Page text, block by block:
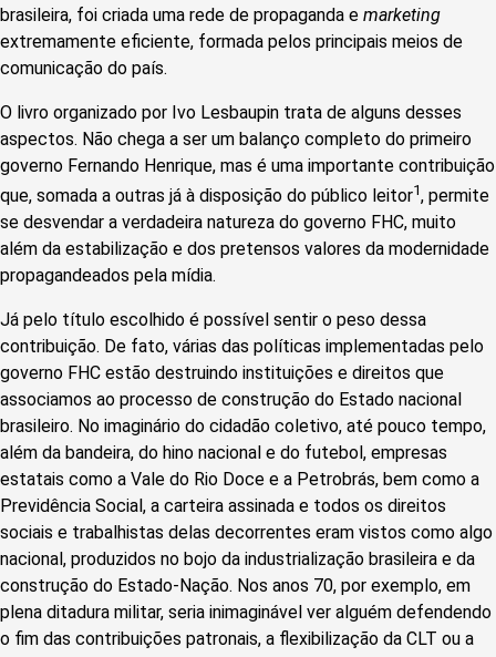
brasileira, foi criada uma rede de propaganda e marketing
extremamente eficiente, formada pelos principais meios de
comunicação do país.
O livro organizado por Ivo Lesbaupin trata de alguns desses
aspectos. Não chega a ser um balanço completo do primeiro
governo Fernando Henrique, mas é uma importante contribuição
que, somada a outras já à disposição do público leitor1, permite
se desvendar a verdadeira natureza do governo FHC, muito
além da estabilização e dos pretensos valores da modernidade
propagandeados pela mídia.
Já pelo título escolhido é possível sentir o peso dessa
contribuição. De fato, várias das políticas implementadas pelo
governo FHC estão destruindo instituições e direitos que
associamos ao processo de construção do Estado nacional
brasileiro. No imaginário do cidadão coletivo, até pouco tempo,
além da bandeira, do hino nacional e do futebol, empresas
estatais como a Vale do Rio Doce e a Petrobrás, bem como a
Previdência Social, a carteira assinada e todos os direitos
sociais e trabalhistas delas decorrentes eram vistos como algo
nacional, produzidos no bojo da industrialização brasileira e da
construção do Estado-Nação. Nos anos 70, por exemplo, em
plena ditadura militar, seria inimaginável ver alguém defendendo
o fim das contribuições patronais, a flexibilização da CLT ou a